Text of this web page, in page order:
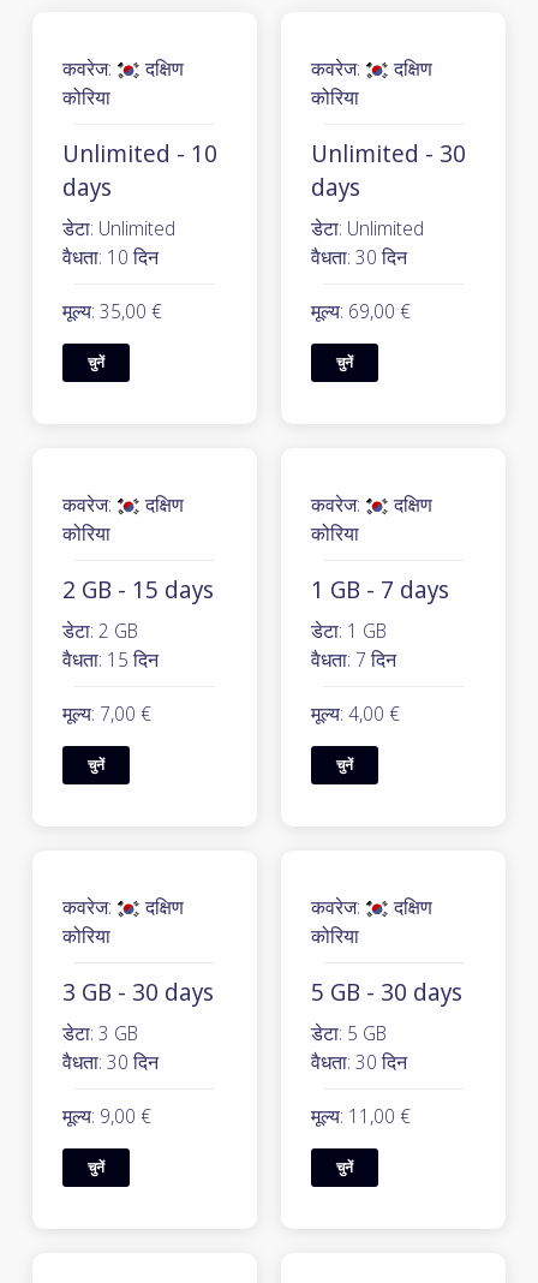
कवरेज:
दक्षिण
कोरिया
Unlimited - 10
days
डेटा: Unlimited
वैधता: 10 दिन
मूल्य: 35,00 €
चुनें
कवरेज:
दक्षिण
कोरिया
Unlimited - 30
days
डेटा: Unlimited
वैधता: 30 दिन
मूल्य: 69,00 €
चुनें
कवरेज:
दक्षिण
कोरिया
2 GB - 15 days
डेटा: 2 GB
वैधता: 15 दिन
मूल्य: 7,00 €
चुनें
कवरेज:
दक्षिण
कोरिया
1 GB - 7 days
डेटा: 1 GB
वैधता: 7 दिन
मूल्य: 4,00 €
चुनें
कवरेज:
दक्षिण
कोरिया
3 GB - 30 days
डेटा: 3 GB
वैधता: 30 दिन
मूल्य: 9,00 €
चुनें
कवरेज:
दक्षिण
कोरिया
5 GB - 30 days
डेटा: 5 GB
वैधता: 30 दिन
मूल्य: 11,00 €
चुनें